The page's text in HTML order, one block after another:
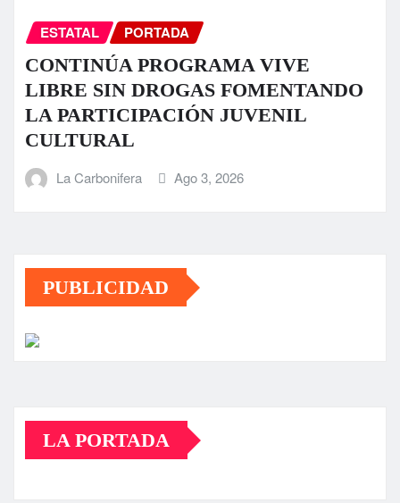
ESTATAL PORTADA
CONTINÚA PROGRAMA VIVE
LIBRE SIN DROGAS FOMENTANDO
LA PARTICIPACIÓN JUVENIL
CULTURAL
La Carbonifera Ago 3, 2026
PUBLICIDAD
LA PORTADA